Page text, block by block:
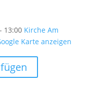
13:00 Kirche Am
Karte anzeigen